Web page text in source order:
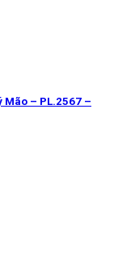
Mão – PL.2567 –